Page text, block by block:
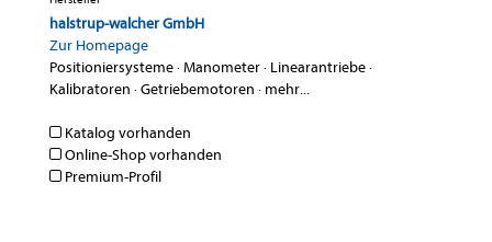
halstrup-walcher GmbH
Zur Homepage
Positioniersysteme·Manometer· Linearantriebe·
Kalibratoren ·Getriebemotoren · mehr...
Katalog vorhanden
Online-Shop vorhanden
Premium-Profil